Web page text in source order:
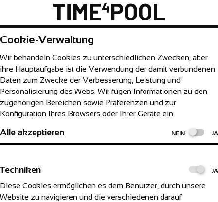
Cookie-Verwaltung
Wir behandeln Cookies zu unterschiedlichen Zwecken, aber
ihre Hauptaufgabe ist die Verwendung der damit verbundenen
Daten zum Zwecke der Verbesserung, Leistung und
Personalisierung des Webs. Wir fügen Informationen zu den
zugehörigen Bereichen sowie Präferenzen und zur
Konfiguration Ihres Browsers oder Ihrer Geräte ein.
Alle akzeptieren NEIN JA
Techniken JA
Diese Cookies ermöglichen es dem Benutzer, durch unsere
Website zu navigieren und die verschiedenen darauf